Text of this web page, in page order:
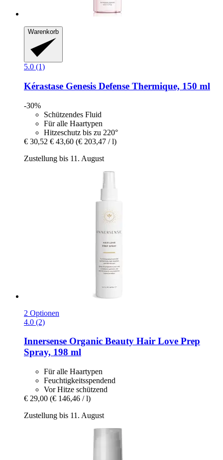
Warenkorb
5.0 (1)
Kérastase Genesis Defense Thermique, 150 ml
-30%
Schützendes Fluid
Für alle Haartypen
Hitzeschutz bis zu 220°
€ 30,52 € 43,60 (€ 203,47 / l)
Zustellung bis 11. August
2 Optionen
4.0 (2)
Innersense Organic Beauty Hair Love Prep
Spray, 198 ml
Für alle Haartypen
Feuchtigkeitsspendend
Vor Hitze schützend
€ 29,00 (€ 146,46 / l)
Zustellung bis 11. August